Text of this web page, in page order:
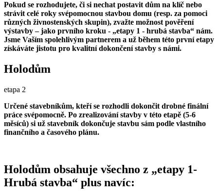
Pokud se rozhodujete, či si nechat postavit dům na klíč nebo
strávit celé roky svépomocnou stavbou domu (resp. za pomoci
různých živnostenských skupin), zvažte možnost pověření
výstavby – jako prvního kroku - „etapy 1 - hrubá stavba“ nám.
Jsme Vaším spolehlivým partnerem a už během této první etapy
získáváte jistotu pro kvalitní dokončení stavby s námi.
Holodům
etapa 2
Určené stavebníkům, kteří se rozhodli dokončit drobné finální
práce svépomocně. Po zrealizování stavby v této etapě (5-6
měsíců) si už stavebník dokončuje stavbu sám podle vlastního
finančního a časového plánu.
Holodům obsahuje všechno z „etapy 1-
Hrubá stavba“ plus navíc: